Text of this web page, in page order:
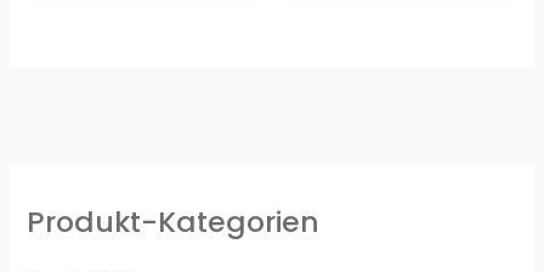
Produkt-Kategorien